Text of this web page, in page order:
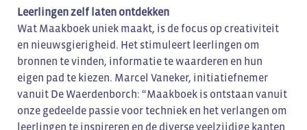
Leerlingen zelf laten ontdekken
Wat Maakboek uniek maakt, is de focus op creativiteit
en nieuwsgierigheid. Het stimuleert leerlingen om
bronnen te vinden, informatie te waarderen en hun
eigen pad te kiezen. Marcel Vaneker, initiatiefnemer
vanuit De Waerdenborch: “Maakboek is ontstaan vanuit
onze gedeelde passie voor techniek en het verlangen om
leerlingen te inspireren en de diverse veelzijdige kanten